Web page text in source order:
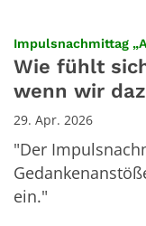
Impulsnachmittag
Wie fühlt
wenn wir
29. Apr. 2026
"Der
ein."